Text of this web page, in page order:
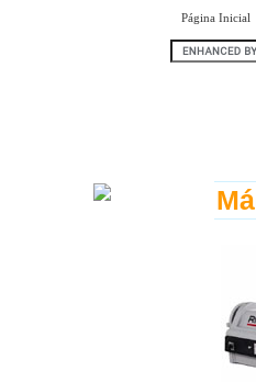
Página Inicial